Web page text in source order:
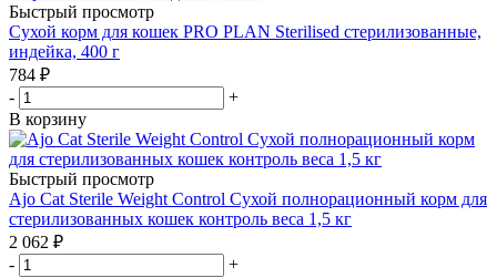
Быстрый просмотр
Сухой корм для кошек PRO PLAN Sterilised стерилизованные,
индейка, 400 г
784 ₽
-
+
В корзину
Быстрый просмотр
Ajo Cat Sterile Weight Control Сухой полнорационный корм для
стерилизованных кошек контроль веса 1,5 кг
2 062 ₽
-
+